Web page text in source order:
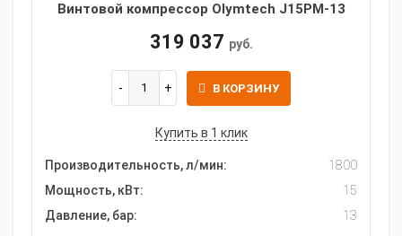
Винтовой компрессор Olymtech J15PM-13
319 037 руб.
В КОРЗИНУ
Купить в 1 клик
Производительность, л/мин:
1800
Мощность, кВт:
15
Давление, бар:
13